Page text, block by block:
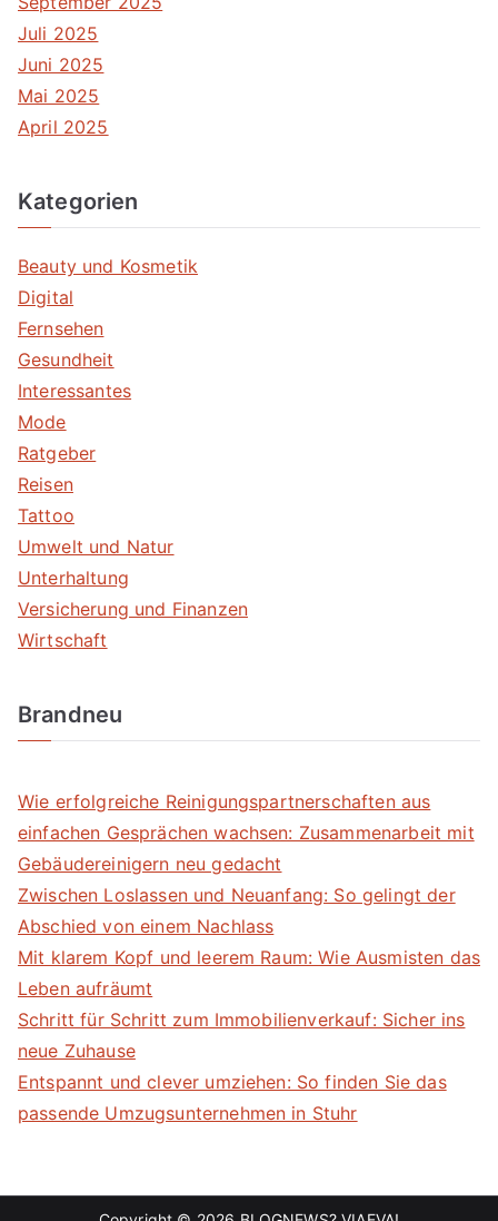
Juli 2025
Juni 2025
Mai 2025
April 2025
Kategorien
Beauty und Kosmetik
Digital
Fernsehen
Gesundheit
Interessantes
Mode
Ratgeber
Reisen
Tattoo
Umwelt und Natur
Unterhaltung
Versicherung und Finanzen
Wirtschaft
Brandneu
Wie erfolgreiche Reinigungspartnerschaften aus
einfachen Gesprächen wachsen: Zusammenarbeit mit
Gebäudereinigern neu gedacht
Zwischen Loslassen und Neuanfang: So gelingt der
Abschied von einem Nachlass
Mit klarem Kopf und leerem Raum: Wie Ausmisten das
Leben aufräumt
Schritt für Schritt zum Immobilienverkauf: Sicher ins
neue Zuhause
Entspannt und clever umziehen: So finden Sie das
passende Umzugsunternehmen in Stuhr